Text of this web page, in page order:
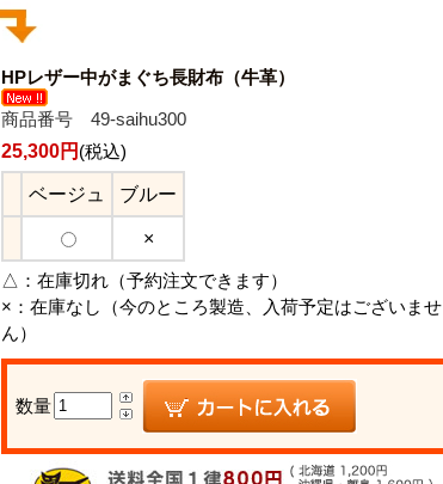
HPレザー中がまぐち長財布（牛革）
商品番号 49-saihu300
25,300円 (税込)
ベージュ ブルー
×
△： 在庫切れ（予約注文できます）
×： 在庫なし（今のところ製造、入荷予定はございませ
ん）
数量